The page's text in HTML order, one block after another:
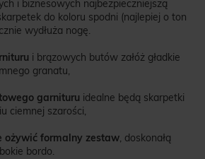
i biznesowych najbezpieczniejszą
do koloru spodni (najlepiej o ton
wydłuża nogę.
i brązowych butów załóż gładkie
granatu,
garnituru idealne będą skarpetki
ciemnej szarości,
ożywić formalny zestaw, doskonałą
bordo.